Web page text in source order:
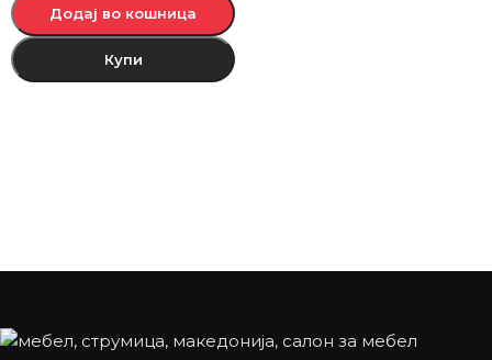
Додај во кошница
Купи